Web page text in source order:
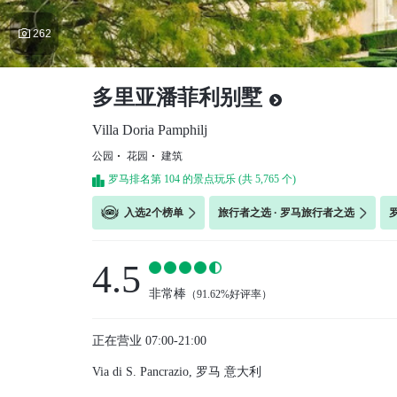
262
多里亚潘菲利别墅
Villa Doria Pamphilj
公园 花园
建筑
罗马排名第 104 的景点玩乐 (共 5,765 个)
入选2个榜单 旅行者之选 · 罗马旅行者之选
4.5 非常棒 （91.62%好评率）
正在营业 07:00-21:00
Via di S. Pancrazio, 罗马 意大利